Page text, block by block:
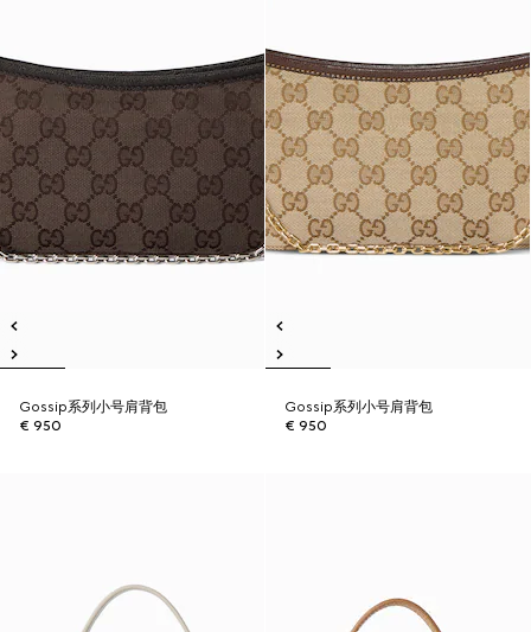
Gossip系列小号肩背包
€ 950
Gossip系列小号肩背包
€ 950